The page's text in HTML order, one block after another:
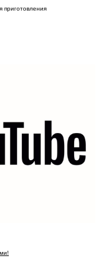
приготовления